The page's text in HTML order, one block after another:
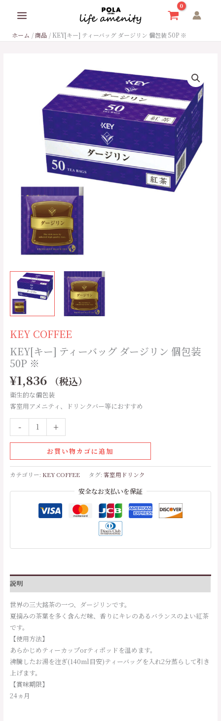
ホーム 商品 KEY[キー] ティーバッグ ダージリン 個包装 50P ※
KEY COFFEE
KEY[キー] ティーバッグ ダージリン 個包装
50P ※
¥1,836 （税込）
衛生的な個包装
客室用アメニティ、ドリンクバー等におすすめ
-
個
+
お買い物カゴに追加
カテゴリー: KEY COFFEE タグ:客室用ドリンク
安全なお支払いを保証
説明
世界の三大銘茶の一つ、ダージリンです。
夏摘みの茶葉を多く含んだ味、香りにキレのあるバランスのよい紅茶
です。
【使用方法】
あらかじめティーカップorティポッドを温めます。
沸騰したお湯を注ぎ(140ml目安)ティーバッグを入れ2分蒸らして引き
上げます。
【賞味期限】
24ヵ月